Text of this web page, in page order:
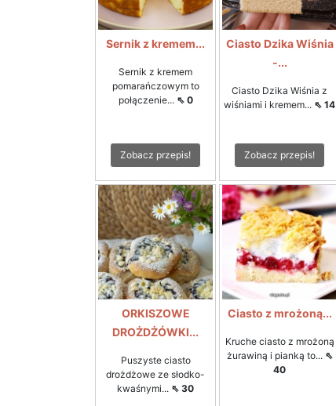
Sernik z kremem...
Sernik z kremem
pomarańczowym to
połączenie... ⇖ 0
Zobacz przepis!
Ciasto Dzika Wiśnia
-...
Ciasto Dzika Wiśnia z
wiśniami i kremem... ⇖ 14
Zobacz przepis!
ORKISZOWE
DROŻDŻÓWKI...
Puszyste ciasto
drożdżowe ze słodko-
kwaśnymi... ⇖ 30
Ciasto z mrożoną...
Kruche ciasto z mrożoną
żurawiną i pianką to... ⇖
40